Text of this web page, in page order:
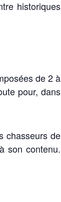
historiques
de 2 à
pour, dans
chasseurs de
son contenu.